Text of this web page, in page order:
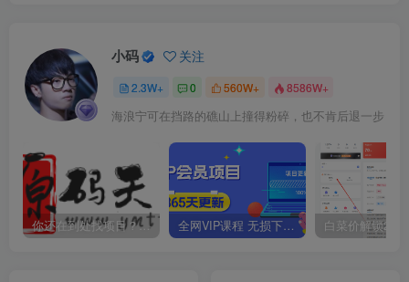
小码 关注
2.3W+ 0 560W+ 8586W+
海浪宁可在挡路的礁山上撞得粉碎，也不肯后退一步
你还在到处找项目？还在当韭菜？我靠卖项目一个月收入5万+，曾经我也是个失败者。 全网VIP课程 无损下载~